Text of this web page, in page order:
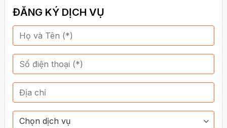
ĐĂNG KÝ DỊCH VỤ